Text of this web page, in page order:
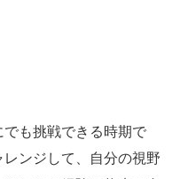
も挑戦できる時期で
ンジして、自分の視野